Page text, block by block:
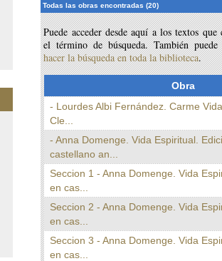
Todas las obras encontradas (20)
Puede acceder desde aquí a los textos que
el término de búsqueda. También
hacer la búsqueda en toda la biblioteca.
Obra
- Lourdes Albi Fernández. Carme
Cle...
- Anna Domenge. Vida Espiritual.
castellano an...
Seccion 1 - Anna Domenge. Vida
en cas...
Seccion 2 - Anna Domenge. Vida
en cas...
Seccion 3 - Anna Domenge. Vida
en cas...